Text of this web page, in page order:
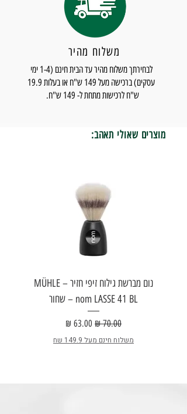
משלוח מהיר
לבחירתך משלוח מהיר עד הבית חינם (1-4 ימי
עסקים) ברכישה מעל 149 ש"ח או בעלות 19.9
ש"ח לרכישות מתחת ל- 149 ש"ח.
מוצרים שאולי תאהב:
נום מברשת גילוח זיפי חזיר – MÜHLE
nom LASSE 41 BL – שחור
מחיר רגיל מחיר מבצע
משלוח חינם מעל 149.9 שח